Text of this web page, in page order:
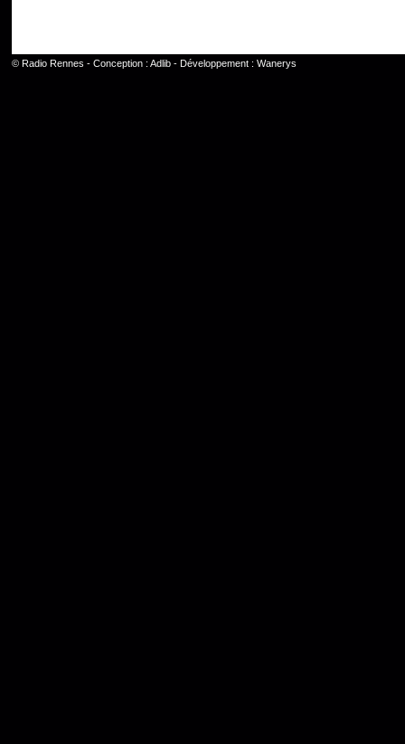
© Radio Rennes - Conception : Adlib- Développement : Wanerys